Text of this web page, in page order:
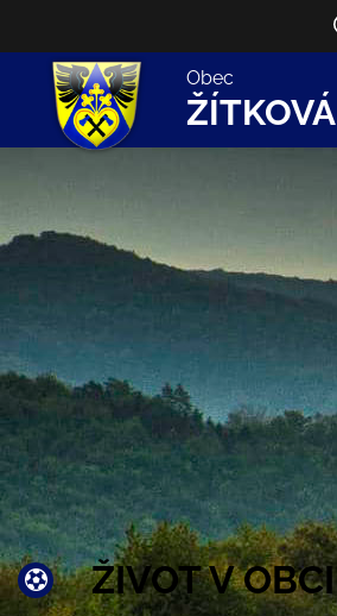
Obec
ŽÍTKOVÁ
ŽIVOT V OBCI